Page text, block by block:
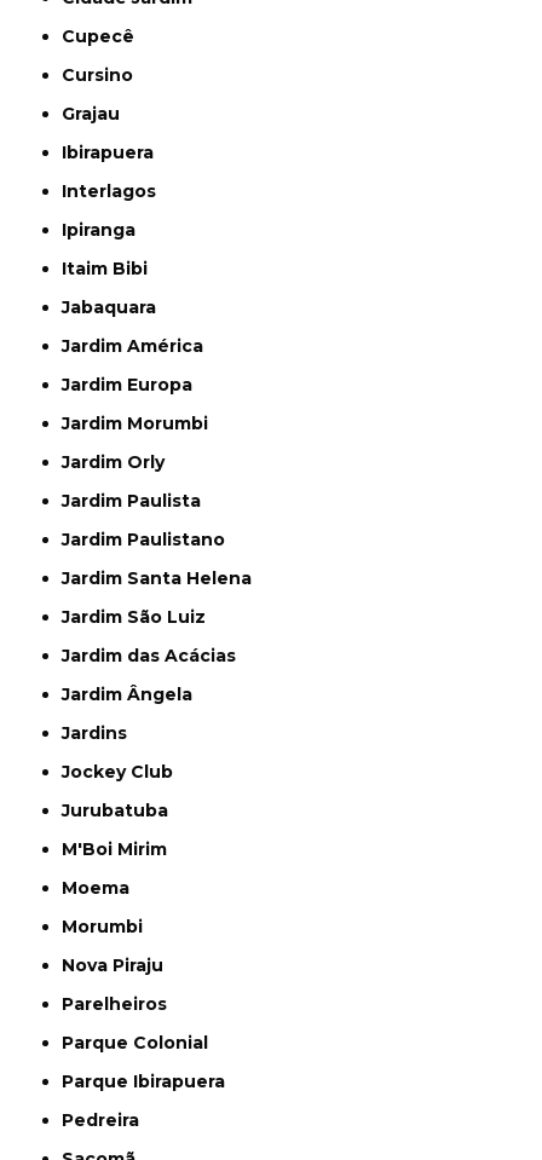
Cupecê
Cursino
Grajau
Ibirapuera
Interlagos
Ipiranga
Itaim Bibi
Jabaquara
Jardim América
Jardim Europa
Jardim Morumbi
Jardim Orly
Jardim Paulista
Jardim Paulistano
Jardim Santa Helena
Jardim São Luiz
Jardim das Acácias
Jardim Ângela
Jardins
Jockey Club
Jurubatuba
M'Boi Mirim
Moema
Morumbi
Nova Piraju
Parelheiros
Parque Colonial
Parque Ibirapuera
Pedreira